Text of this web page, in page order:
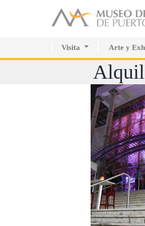
Visita
Planifica tu visita
Colección Permanente
Calendario de actividades
Arte y
Futuras
Pasadas
Colección